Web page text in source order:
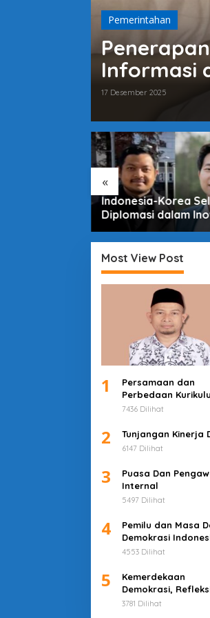
Pemerintahan
Informasi
UKM
17 Desember 2025
«
Indonesia-Korea
Diplomasi dalam
Most View Post
1
Persamaan dan
Perbedaan
Merdeka dan Deep
7436 Dilihat
2 Tunjangan Kinerja
6147 Dilihat
3
Puasa Dan
Internal
5497 Dilihat
4
Pemilu dan Masa
Demokrasi
4553 Dilihat
5
Kemerdekaan
Demokrasi,
Tahun Indonesia
3781 Dilihat